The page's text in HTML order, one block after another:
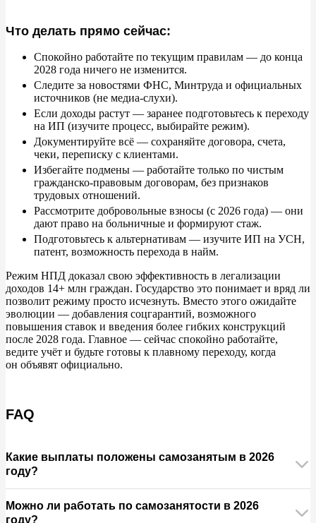
Что делать прямо сейчас:
Спокойно работайте по текущим правилам — до конца
2028 года ничего не изменится.
Следите за новостями ФНС, Минтруда и официальных
источников (не медиа-слухи).
Если доходы растут — заранее подготовьтесь к переходу
на ИП (изучите процесс, выбирайте режим).
Документируйте всё — сохраняйте договора, счета,
чеки, переписку с клиентами.
Избегайте подмены — работайте только по чистым
гражданско-правовым договорам, без признаков
трудовых отношений.
Рассмотрите добровольные взносы (с 2026 года) — они
дают право на больничные и формируют стаж.
Подготовьтесь к альтернативам — изучите ИП на УСН,
патент, возможность перехода в найм.
Режим НПД доказал свою эффективность в легализации
доходов 14+ млн граждан. Государство это понимает и вряд ли
позволит режиму просто исчезнуть. Вместо этого ожидайте
эволюции — добавления соцгарантий, возможного
повышения ставок и введения более гибких конструкций
после 2028 года. Главное — сейчас спокойно работайте,
ведите учёт и будьте готовы к плавному переходу, когда
он объявят официально.
FAQ
Какие выплаты положены самозанятым в 2026
году?
добровольному социальному страхованию для
Можно ли работать по самозанятости в 2026
году?